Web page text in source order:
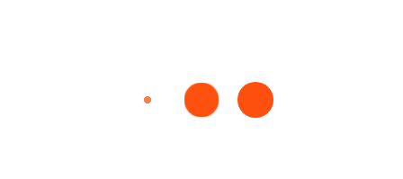
Эпидемиология Медицинская помощь
Выберите направление